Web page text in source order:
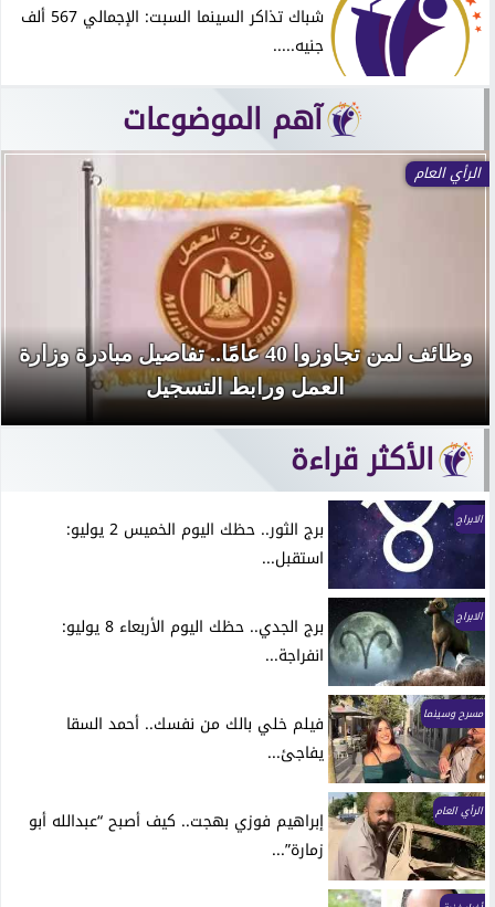
شباك تذاكر السينما السبت: الإجمالي 567 ألف
جنيه.....
آهم الموضوعات
الرأي العام
وظائف لمن تجاوزوا 40 عامًا.. تفاصيل مبادرة وزارة
العمل ورابط التسجيل
الأكثر قراءة
الابراج
برج الثور.. حظك اليوم الخميس 2 يوليو:
استقبل...
الابراج
برج الجدي.. حظك اليوم الأربعاء 8 يوليو:
انفراجة...
مسرح وسينما
فيلم خلي بالك من نفسك.. أحمد السقا
يفاجئ...
الرأي العام
إبراهيم فوزي بهجت.. كيف أصبح “عبدالله أبو
زمارة”...